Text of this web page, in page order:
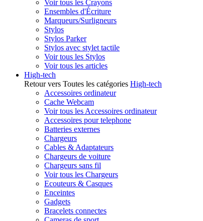
Voir tous les Crayons
Ensembles d'Écriture
Marqueurs/Surligneurs
Stylos
Stylos Parker
Stylos avec stylet tactile
Voir tous les Stylos
Voir tous les articles
High-tech
Retour vers Toutes les catégories High-tech
Accessoires ordinateur
Cache Webcam
Voir tous les Accessoires ordinateur
Accessoires pour telephone
Batteries externes
Chargeurs
Cables & Adaptateurs
Chargeurs de voiture
Chargeurs sans fil
Voir tous les Chargeurs
Ecouteurs & Casques
Enceintes
Gadgets
Bracelets connectes